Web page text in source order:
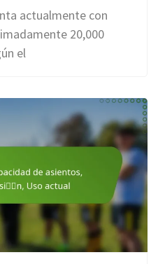
actualmente con
20,000
el